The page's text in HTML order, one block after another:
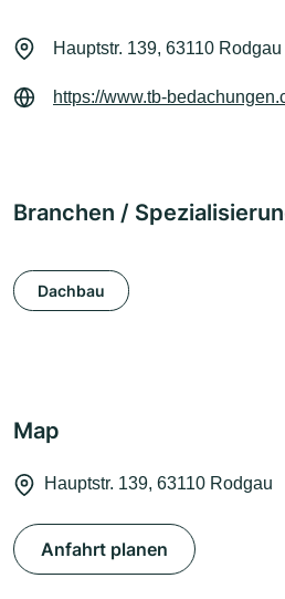
Hauptstr. 139, 63110 Rodgau
https://www.tb-
Branchen /
Dachbau
Map
Hauptstr. 139, 63110 Rodgau
Anfahrt planen